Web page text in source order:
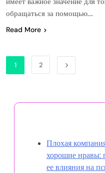
обращаться за помощью….
Read More
1 2
Плохая
хорошие нравы:
ее влияния на